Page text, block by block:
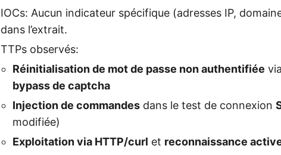
IOCs: Aucun indicateur spécifique (adresses IP,
dans l’extrait.
TTPs observés:
Réinitialisation de mot de passe non authentifiée via
bypass de captcha
Injection de commandes dans le test de connexion
modifiée)
Exploitation via HTTP/curl et reconnaissance